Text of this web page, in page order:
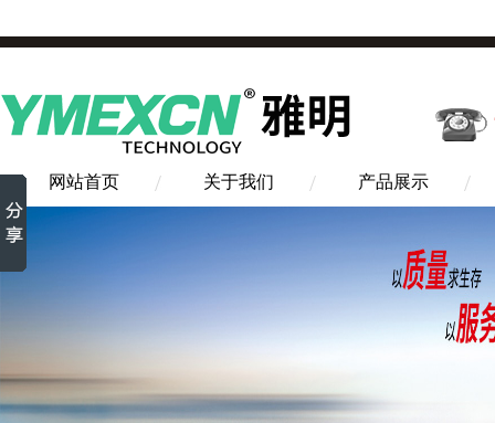
网站首页 关于我们 产品展示